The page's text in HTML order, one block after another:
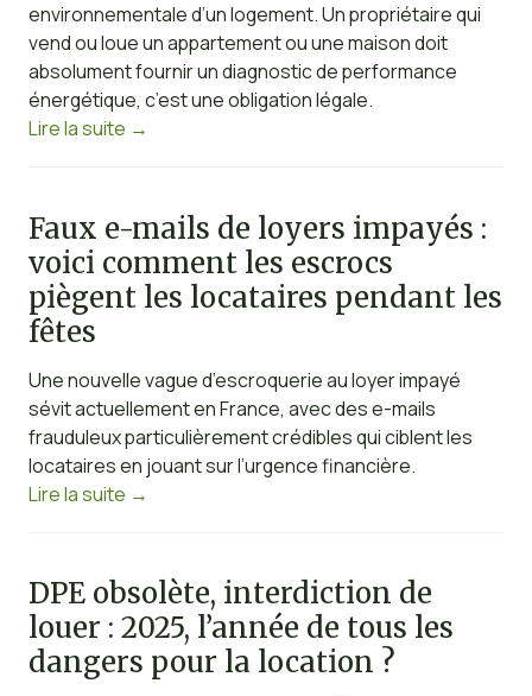
environnementale d’un logement. Un propriétaire qui
vend ou loue un appartement ou une maison doit
absolument fournir un diagnostic de performance
énergétique, c’est une obligation légale.
Lire la suite →
Faux e-mails de loyers impayés :
voici comment les escrocs
piègent les locataires pendant les
fêtes
Une nouvelle vague d’escroquerie au loyer impayé
sévit actuellement en France, avec des e-mails
frauduleux particulièrement crédibles qui ciblent les
locataires en jouant sur l’urgence financière.
Lire la suite →
DPE obsolète, interdiction de
louer : 2025, l’année de tous les
dangers pour la location ?